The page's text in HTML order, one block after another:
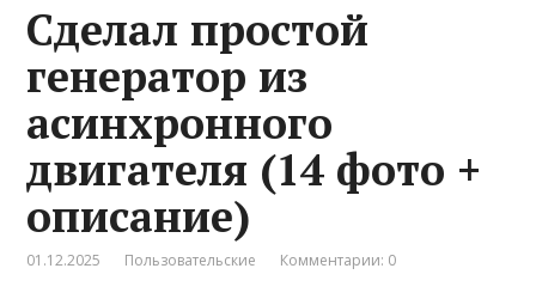
Сделал простой
генератор из
асинхронного
двигателя (14 фото +
описание)
01.12.2025 Пользовательские Комментарии: 0